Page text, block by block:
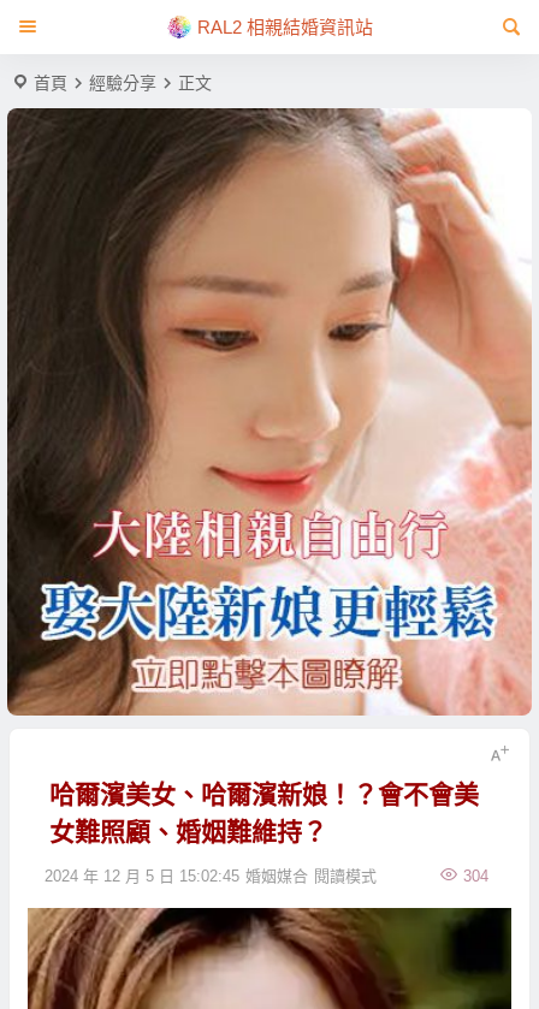
RAL2 相親結婚資訊站
首頁 經驗分享 正文
哈爾濱美女、哈爾濱新娘！？會不會美
女難照顧、婚姻難維持？
2024 年 12 月 5 日 15:02:45 婚姻媒合 304
閱讀模式